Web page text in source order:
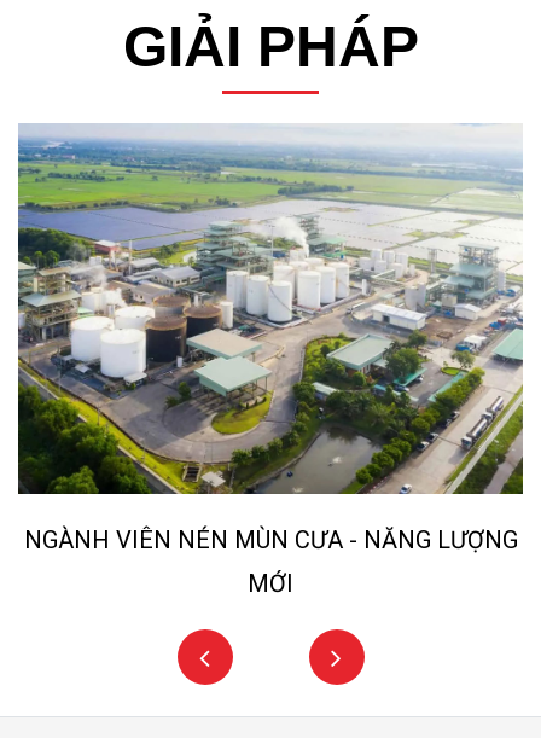
GIẢI PHÁP
NGÀNH VIÊN NÉN MÙN CƯA - NĂNG LƯỢNG
MỚI